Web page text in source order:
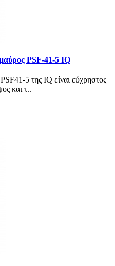
PSF-41-5 IQ
5 της IQ είναι εύχρηστος
και τ..